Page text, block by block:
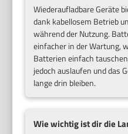
Wiederaufladbare Geräte
dank kabellosem Betrieb
während der Nutzung.
einfacher in der Wartung,
Batterien einfach
jedoch auslaufen und das
lange drin bleiben.
Wie wichtig ist dir die